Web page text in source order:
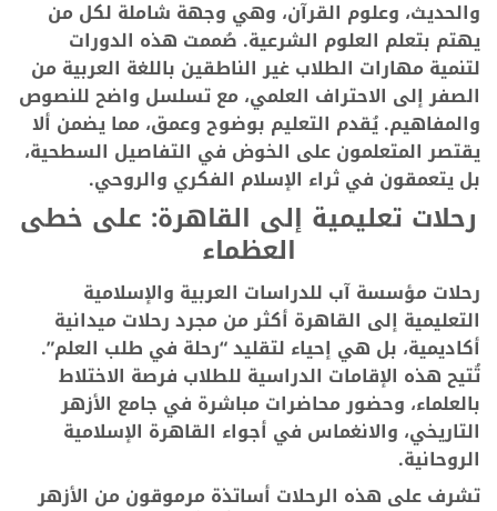
والحديث، وعلوم القرآن، وهي وجهة شاملة لكل من
يهتم بتعلم العلوم الشرعية. صُممت هذه الدورات
لتنمية مهارات الطلاب غير الناطقين باللغة العربية من
الصفر إلى الاحتراف العلمي، مع تسلسل واضح للنصوص
والمفاهيم. يُقدم التعليم بوضوح وعمق، مما يضمن ألا
يقتصر المتعلمون على الخوض في التفاصيل السطحية،
بل يتعمقون في ثراء الإسلام الفكري والروحي.
رحلات تعليمية إلى القاهرة: على خطى
العظماء
رحلات مؤسسة آب للدراسات العربية والإسلامية
التعليمية إلى القاهرة أكثر من مجرد رحلات ميدانية
أكاديمية، بل هي إحياء لتقليد “رحلة في طلب العلم”.
تُتيح هذه الإقامات الدراسية للطلاب فرصة الاختلاط
بالعلماء، وحضور محاضرات مباشرة في جامع الأزهر
التاريخي، والانغماس في أجواء القاهرة الإسلامية
الروحانية.
تشرف على هذه الرحلات أساتذة مرموقون من الأزهر